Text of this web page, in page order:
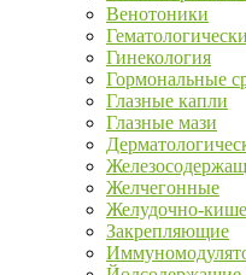
Венотоники
Гинекология
Гормональные
Глазные капли
Глазные мази
Желчегонные
Желудочно-
Закрепляющие